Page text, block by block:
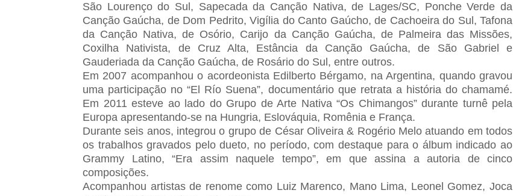
São Lourenço do Sul, Sapecada da Canção Nativa, de Lages/SC, Ponche Verde da
Canção Gaúcha, de Dom Pedrito, Vigília do Canto Gaúcho, de Cachoeira do Sul, Tafona
da Canção Nativa, de Osório, Carijo da Canção Gaúcha, de Palmeira das Missões,
Coxilha Nativista, de Cruz Alta, Estância da Canção Gaúcha, de São Gabriel e
Gauderiada da Canção Gaúcha, de Rosário do Sul, entre outros.
Em 2007 acompanhou o acordeonista Edilberto Bérgamo, na Argentina, quando gravou
uma participação no “El Río Suena”, documentário que retrata a história do chamamé.
Em 2011 esteve ao lado do Grupo de Arte Nativa “Os Chimangos” durante turnê pela
Europa apresentando-se na Hungria, Eslováquia, Romênia e França.
Durante seis anos, integrou o grupo de César Oliveira & Rogério Melo atuando em todos
os trabalhos gravados pelo dueto, no período, com destaque para o álbum indicado ao
Grammy Latino, “Era assim naquele tempo”, em que assina a autoria de cinco
composições.
Acompanhou artistas de renome como Luiz Marenco, Mano Lima, Leonel Gomez, Joca